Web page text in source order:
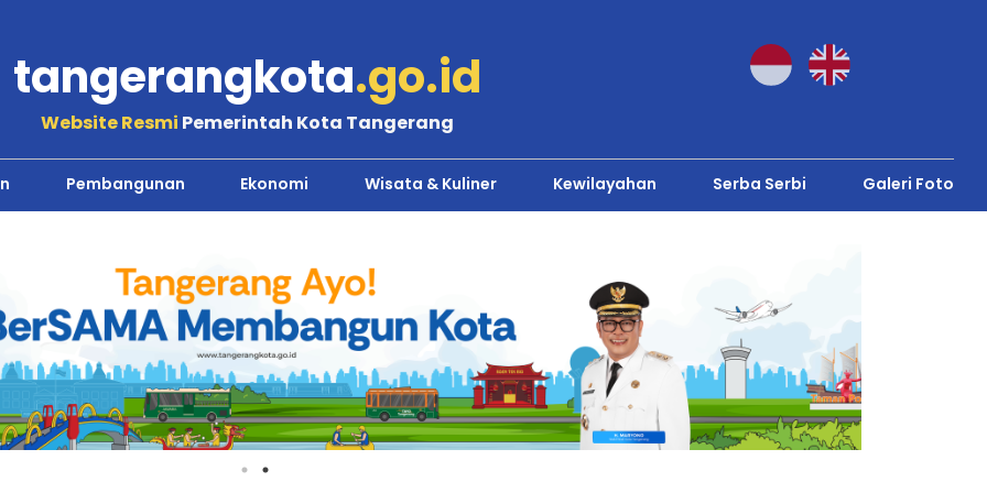
tangerangkota.go.id
Website Resmi Pemerintah Kota Tangerang
Pembangunan Ekonomi Wisata & Kuliner Kewilayahan Serba Serbi Galeri Foto